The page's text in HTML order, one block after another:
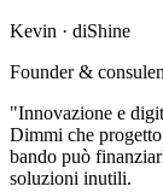
Kevin · diShine
Founder &
"Innovazione e
Dimmi che
bando può
soluzioni inutili.